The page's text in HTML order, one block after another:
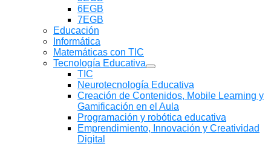
6EGB
7EGB
Educación
Informática
Matemáticas con TIC
Tecnología Educativa
Mostrar
submenú
TIC
Neurotecnología Educativa
Creación de Contenidos, Mobile Learning y
Gamificación en el Aula
Programación y robótica educativa
Emprendimiento, Innovación y Creatividad
Digital